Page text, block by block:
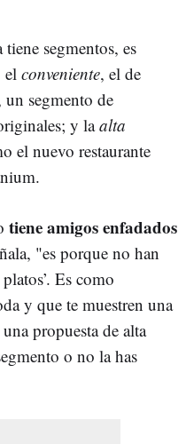
segmentos, es
el conveniente, el de
un segmento de
y laalta
el nuevo restaurante
tiene amigos enfadados
"es porque no han
Es como
y que te muestren una
propuesta de alta
o no la has